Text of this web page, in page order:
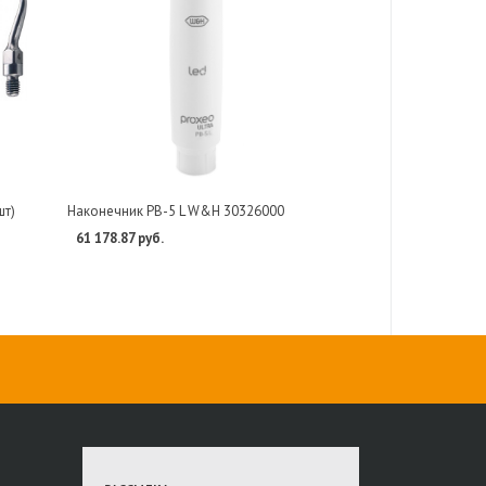
Наконечник PB-5 L W&H 30326000
61 178.87 руб.